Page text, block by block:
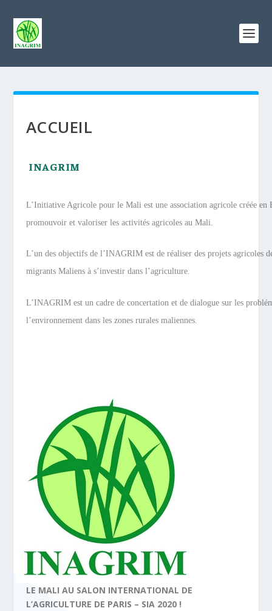
ACCUEIL
INAGRIM
L’Initiative Agricole pour le Mali est une association agricole créée en
promouvoir et valoriser les activités agricoles au Mali.
L’un des objectifs de l’INAGRIM est de réaliser des projets agricoles
migrants Maliens à s’investir dans l’agriculture.
L’INAGRIM est un cadre de concertation et de dialogue sur les
l’environnement dans les zones rurales maliennes.
LE MALI AU SALON INTERNATIONAL DE
L’AGRICULTURE DE PARIS – SIA 2020 !